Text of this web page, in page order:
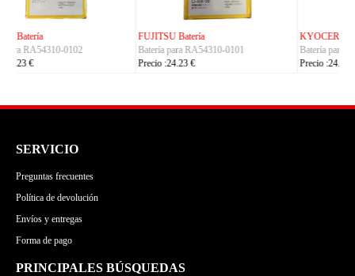
KYOCERA Batería
Batería para 5AAXBT155
Precio :24.23 €
ACE Batería
Batería para BAS022
Precio :24.23 €
SERVICIO
Preguntas frecuentes
Política de devolución
Envíos y entregas
Forma de pago
PRINCIPALES BÚSQUEDAS